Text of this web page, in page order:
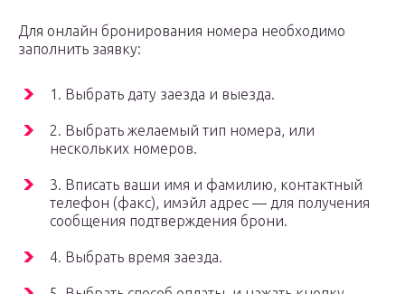
Для онлайн бронирования номера необходимо
заполнить заявку:
1. Выбрать дату заезда и выезда.
2. Выбрать желаемый тип номера, или
нескольких номеров.
3. Вписать ваши имя и фамилию, контактный
телефон (факс), имэйл адрес — для получения
сообщения подтверждения брони.
4. Выбрать время заезда.